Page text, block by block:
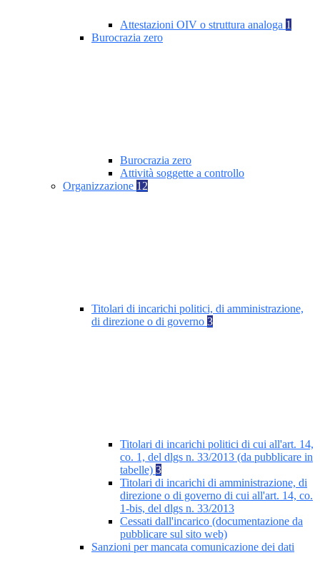
Attestazioni OIV o struttura analoga 1
Burocrazia zero
Burocrazia zero
Attività soggette a controllo
Organizzazione 12
Titolari di incarichi politici, di amministrazione,
di direzione o di governo 3
Titolari di incarichi politici di cui all'art. 14,
co. 1, del dlgs n. 33/2013 (da pubblicare in
tabelle) 3
Titolari di incarichi di amministrazione, di
direzione o di governo di cui all'art. 14, co.
1-bis, del dlgs n. 33/2013
Cessati dall'incarico (documentazione da
pubblicare sul sito web)
Sanzioni per mancata comunicazione dei dati